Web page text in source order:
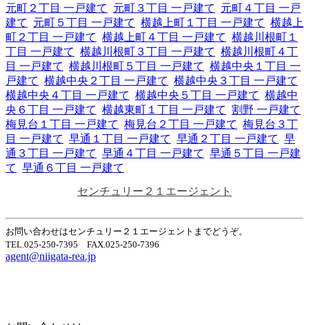
元町２丁目 一戸建て
元町３丁目 一戸建て
元町４丁目 一戸
建て
元町５丁目 一戸建て 横越上町１丁目 一戸建て 横越上
町２丁目 一戸建て 横越上町４丁目 一戸建て 横越川根町１
丁目 一戸建て 横越川根町３丁目 一戸建て 横越川根町４丁
目 一戸建て 横越川根町５丁目 一戸建て 横越中央１丁目 一
戸建て 横越中央２丁目 一戸建て 横越中央３丁目 一戸建て
横越中央４丁目 一戸建て 横越中央５丁目 一戸建て 横越中
央６丁目 一戸建て 横越東町１丁目 一戸建て 割野 一戸建て
梅見台１丁目 一戸建て 梅見台２丁目 一戸建て 梅見台３丁
目 一戸建て 早通１丁目 一戸建て 早通２丁目 一戸建て 早
通３丁目 一戸建て 早通４丁目 一戸建て 早通５丁目 一戸建
て 早通６丁目 一戸建て
センチュリー２１エージェント
お問い合わせはセンチュリー２１エージェントまでどうぞ。
TEL.025-250-7395 FAX.025-250-7396
agent@niigata-rea.jp